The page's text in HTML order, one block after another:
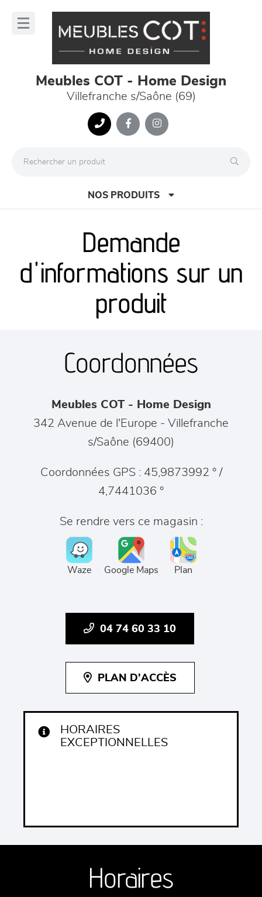
Meubles COT - Home Design
Villefranche s/Saône (69)
NOS PRODUITS
canapés et fauteuils
séjours
meubles de complément
chambres et dressing
décoration
Demande
d'informations sur un
produit
Coordonnées
Meubles COT - Home Design
342 Avenue de l'Europe - Villefranche
s/Saône (69400)
Coordonnées GPS : 45,9873992 ° /
4,7441036 °
Se rendre vers ce magasin :
Waze Google Maps Plan
04 74 60 33 10
PLAN D'ACCÈS
HORAIRES
EXCEPTIONNELLES
Horaires